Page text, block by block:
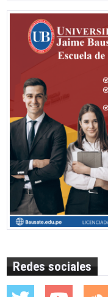
Redes sociales